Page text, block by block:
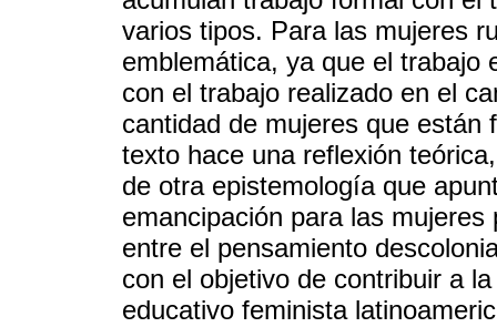
varios tipos. Para las mujeres
emblemática, ya que el trabajo
con el trabajo realizado en el
cantidad de mujeres que están
texto hace una reflexión
de otra epistemología que
emancipación para las
entre el pensamiento
con el objetivo de contribuir a
educativo feminista